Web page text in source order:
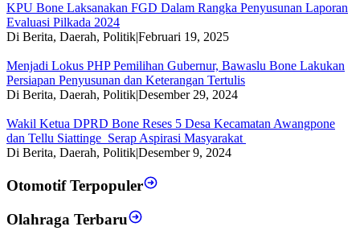
KPU Bone Laksanakan FGD Dalam Rangka Penyusunan Laporan
Evaluasi Pilkada 2024
Di Berita, Daerah, Politik|Februari 19, 2025
Menjadi Lokus PHP Pemilihan Gubernur, Bawaslu Bone Lakukan
Persiapan Penyusunan dan Keterangan Tertulis
Di Berita, Daerah, Politik|Desember 29, 2024
Wakil Ketua DPRD Bone Reses 5 Desa Kecamatan Awangpone
dan Tellu Siattinge Serap Aspirasi Masyarakat
Di Berita, Daerah, Politik|Desember 9, 2024
Otomotif Terpopuler
Olahraga Terbaru